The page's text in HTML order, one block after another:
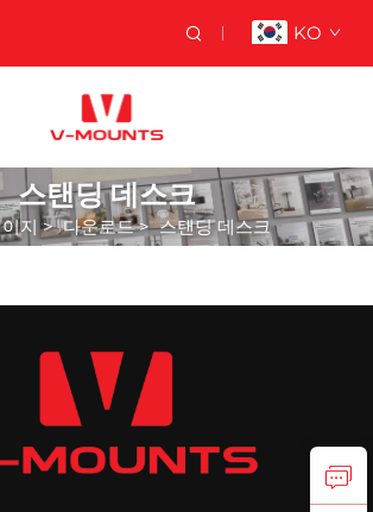
KO
스탠딩 데스크
지>다운로드>스탠딩 데스크